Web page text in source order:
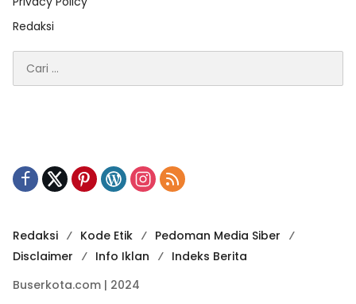
Redaksi
untuk:
Redaksi Kode Etik
Pedoman Media Siber
Disclaimer
Info Iklan
Indeks Berita
Buserkota.com | 2024